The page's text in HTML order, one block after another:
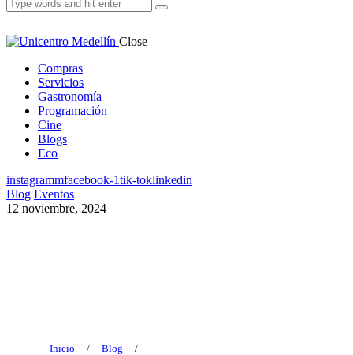
Close
Compras
Servicios
Gastronomía
Programación
Cine
Blogs
Eco
instagrammfacebook-1tik-toklinkedin
Blog Eventos
12 noviembre, 2024
Inicio / Blog
/